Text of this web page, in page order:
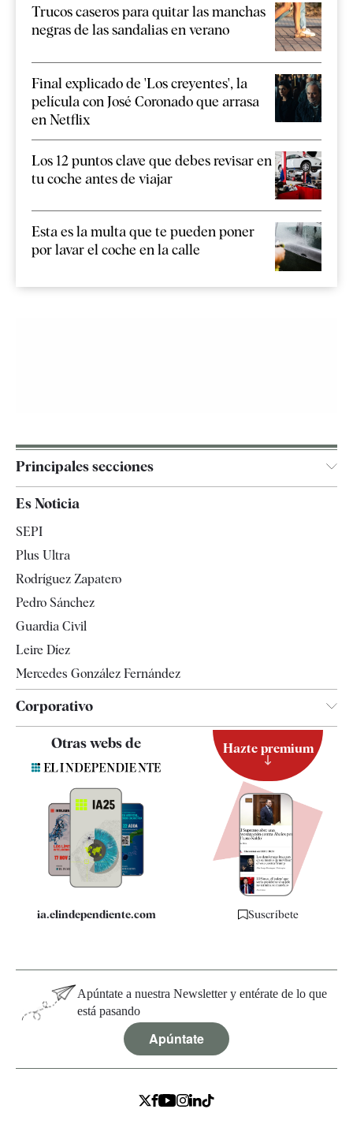
Trucos caseros para quitar las manchas
negras de las sandalias en verano
Final explicado de 'Los creyentes', la
película con José Coronado que arrasa
en Netflix
Los 12 puntos clave que debes revisar en
tu coche antes de viajar
Esta es la multa que te pueden poner
por lavar el coche en la calle
Principales secciones
España
Televisión
Es Noticia
SEPI
Plus Ultra
Rodríguez Zapatero
Pedro Sánchez
Guardia Civil
Leire Díez
Mercedes González Fernández
Corporativo
Contacto
Quiénes somos
Especificaciones
Otras webs de
ia.elindependiente.com
Hazte premium
Suscríbete
Apúntate a nuestra Newsletter y entérate de lo que
está pasando
Apúntate